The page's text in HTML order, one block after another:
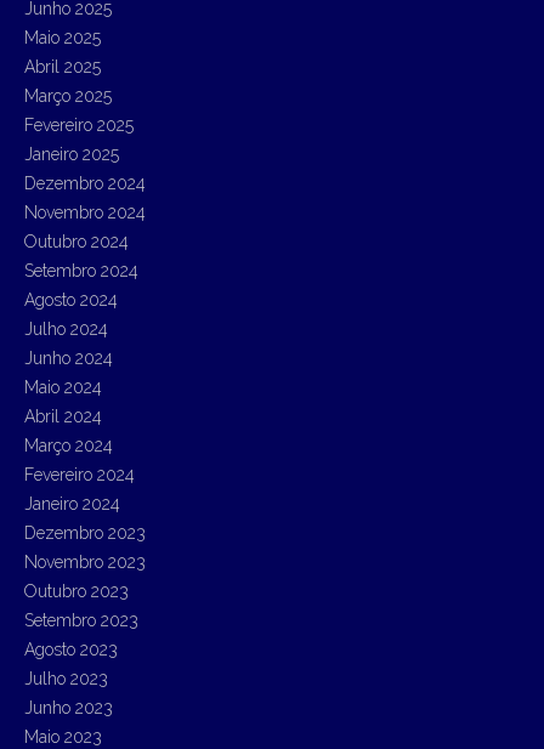
Junho 2025
Maio 2025
Abril 2025
Março 2025
Fevereiro 2025
Janeiro 2025
Dezembro 2024
Novembro 2024
Outubro 2024
Setembro 2024
Agosto 2024
Julho 2024
Junho 2024
Maio 2024
Abril 2024
Março 2024
Fevereiro 2024
Janeiro 2024
Dezembro 2023
Novembro 2023
Outubro 2023
Setembro 2023
Agosto 2023
Julho 2023
Junho 2023
Maio 2023